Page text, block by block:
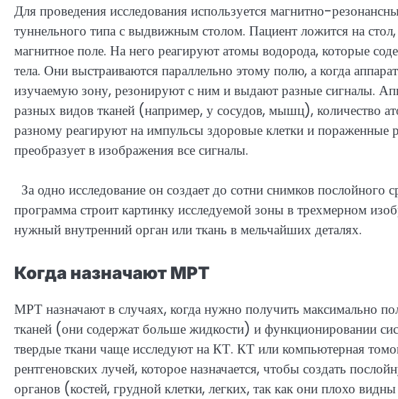
Для проведения исследования используется магнитно-
туннельного типа с выдвижным столом. Пациент ложится на
магнитное поле. На него реагируют атомы водорода, которые
тела. Они выстраиваются параллельно этому полю, а когда
изучаемую зону, резонируют с ним и выдают разные сигналы.
разных видов тканей (например, у сосудов, мышц), количество
разному реагируют на импульсы здоровые клетки и пораженные
преобразует в изображения все сигналы.
За одно исследование он создает до сотни снимков послойного
программа строит картинку исследуемой зоны в трехмерном
нужный внутренний орган или ткань в мельчайших деталях.
Когда назначают МРТ
МРТ назначают в случаях, когда нужно получить максимально
тканей (они содержат больше жидкости) и функционировании
твердые ткани чаще исследуют на КТ. КТ или компьютерная
рентгеновских лучей, которое назначается, чтобы создать
органов (костей, грудной клетки, легких, так как они плохо